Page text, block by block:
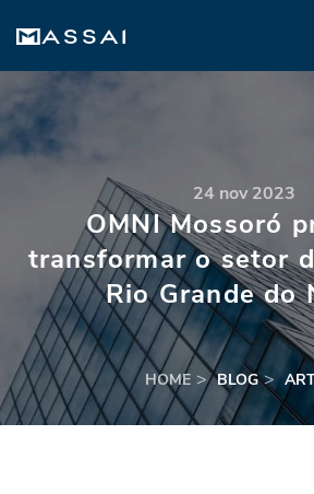
24 nov 2023
OMNI Mossoró
transformar o setor
Rio Grande do
HOME BLOG